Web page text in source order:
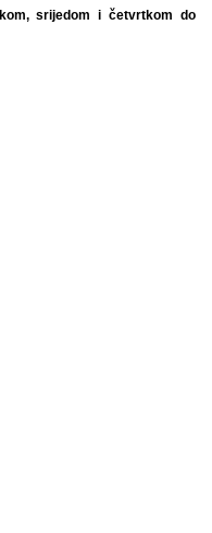
srijedom i četvrtkom do